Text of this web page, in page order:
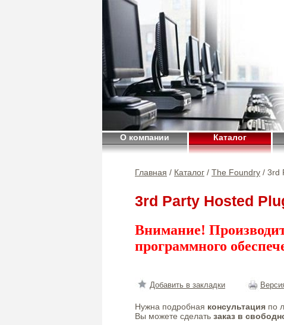
О компании Каталог
Главная / Каталог / The Foundry / 3rd
3rd Party Hosted
Внимание!
программного
Добавить в закладки
Нужна подробная консультация по
Вы можете сделать заказ в